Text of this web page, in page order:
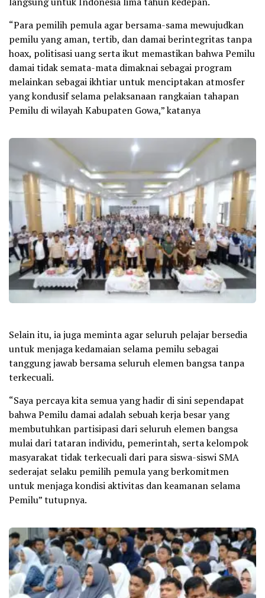
“Para pemilih pemula agar bersama-sama mewujudkan
pemilu yang aman, tertib, dan damai berintegritas tanpa
hoax, politisasi uang serta ikut memastikan bahwa Pemilu
damai tidak semata-mata dimaknai sebagai program
melainkan sebagai ikhtiar untuk menciptakan atmosfer
yang kondusif selama pelaksanaan rangkaian tahapan
Pemilu di wilayah Kabupaten Gowa,” katanya
Selain itu, ia juga meminta agar seluruh pelajar bersedia
untuk menjaga kedamaian selama pemilu sebagai
tanggung jawab bersama seluruh elemen bangsa tanpa
terkecuali.
“Saya percaya kita semua yang hadir di sini sependapat
bahwa Pemilu damai adalah sebuah kerja besar yang
membutuhkan partisipasi dari seluruh elemen bangsa
mulai dari tataran individu, pemerintah, serta kelompok
masyarakat tidak terkecuali dari para siswa-siswi SMA
sederajat selaku pemilih pemula yang berkomitmen
untuk menjaga kondisi aktivitas dan keamanan selama
Pemilu” tutupnya.